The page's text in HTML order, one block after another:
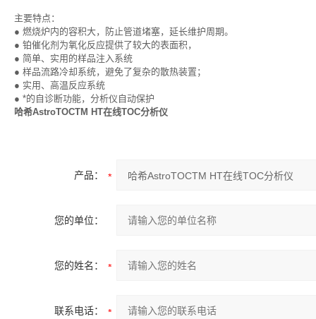
主要特点：
● 燃烧炉内的容积大，防止管道堵塞，延长维护周期。
● 铂催化剂为氧化反应提供了较大的表面积，
● 简单、实用的样品注入系统
● 样品流路冷却系统，避免了复杂的散热装置；
● 实用、高温反应系统
● *的自诊断功能，分析仪自动保护
哈希AstroTOCTM HT在线TOC分析仪
产品：
您的单位：
您的姓名：
联系电话：